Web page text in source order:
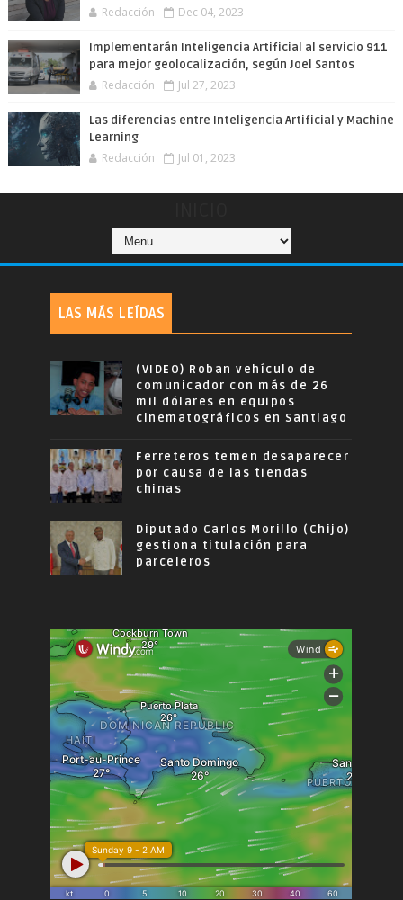
Redacción Dec 04, 2023
Implementarán Inteligencia Artificial al servicio 911
para mejor geolocalización, según Joel Santos
Redacción Jul 27, 2023
Las diferencias entre Inteligencia Artificial y Machine
Learning
Redacción Jul 01, 2023
LAS MÁS LEÍDAS
(VIDEO) Roban vehículo de
comunicador con más de 26
mil dólares en equipos
cinematográficos en Santiago
Ferreteros temen desaparecer
por causa de las tiendas
chinas
Diputado Carlos Morillo (Chijo)
gestiona titulación para
parceleros